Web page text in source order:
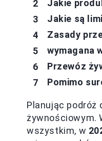
Jakie
Jakie są
Zasady
wymagana
Przewóz
Pomimo
Planując podróż
żywnościowym.
wszystkim, w